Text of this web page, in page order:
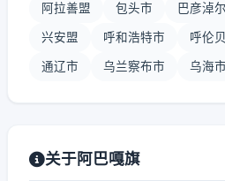
阿拉善盟 包头市 巴彦淖
兴安盟 呼和浩特市 呼伦
通辽市 乌兰察布市 乌海市
关于阿巴嘎旗